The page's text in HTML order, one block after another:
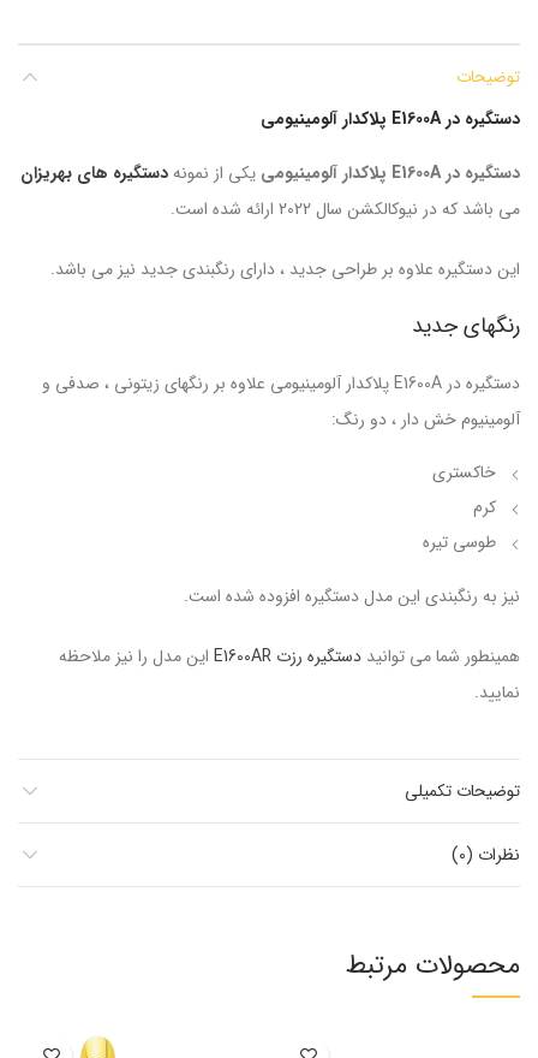
توضیحات
دستگیره در E1600A پلاکدار آلومینیومی
دستگیره در E1600A پلاکدار آلومینیومی یکی از نمونهدستگیره های بهریزان
می باشد که در نیوکالکشن سال 2022 ارائه شده است.
این دستگیره علاوه بر طراحی جدید ، دارای رنگبندی جدید نیز می باشد.
رنگهای جدید
دستگیره در E1600A پلاکدار آلومینیومی علاوه بر رنگهای زیتونی ، صدفی و
آلومینیوم خش دار ، دو رنگ:
خاکستری
کرم
طوسی تیره
نیز به رنگبندی این مدل دستگیره افزوده شده است.
همینطور شما می توانید دستگیره رزت E1600AR
این مدل را نیز ملاحظه
نمایید.
توضیحات تکمیلی
نظرات (0)
محصولات مرتبط